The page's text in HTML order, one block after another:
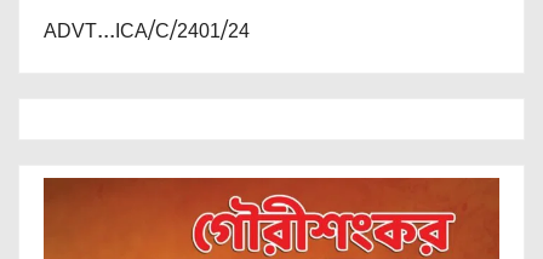
ADVT...ICA/C/2401/24